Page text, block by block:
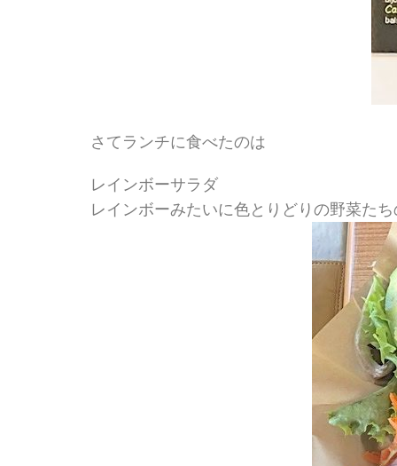
さてランチに食べたのは
レインボーサラダ
レインボーみたいに色とりどりの野菜た